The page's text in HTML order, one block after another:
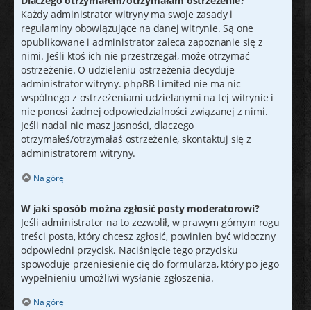
Każdy administrator witryny ma swoje zasady i
regulaminy obowiązujące na danej witrynie. Są one
opublikowane i administrator zaleca zapoznanie się z
nimi. Jeśli ktoś ich nie przestrzegał, może otrzymać
ostrzeżenie. O udzieleniu ostrzeżenia decyduje
administrator witryny. phpBB Limited nie ma nic
wspólnego z ostrzeżeniami udzielanymi na tej witrynie i
nie ponosi żadnej odpowiedzialności związanej z nimi.
Jeśli nadal nie masz jasności, dlaczego
otrzymałeś/otrzymałaś ostrzeżenie, skontaktuj się z
administratorem witryny.
Na górę
W jaki sposób można zgłosić posty moderatorowi?
Jeśli administrator na to zezwolił, w prawym górnym rogu
treści posta, który chcesz zgłosić, powinien być widoczny
odpowiedni przycisk. Naciśnięcie tego przycisku
spowoduje przeniesienie cię do formularza, który po jego
wypełnieniu umożliwi wysłanie zgłoszenia.
Na górę